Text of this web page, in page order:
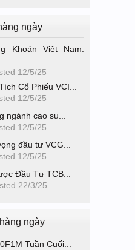
ngày
Khoán Việt Nam:
12/5/25
Cổ Phiếu VCI...
12/5/25
ngành cao su...
12/5/25
đầu tư VCG...
12/5/25
Đầu Tư TCB...
22/3/25
ngày
Tuần Cuối...